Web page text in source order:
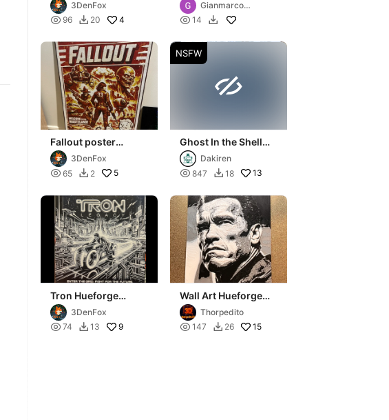
200x200
3DenFox
 96  20 4
Gianmarco
D'Antonio
 14 
Fallout poster
Hugeforge 2Wx3H
400w x 600h
3DenFox
 65  2 5
NSFW

Ghost In the Shell
Hueforge - Blue art
Dakiren
 847  18 13
Tron Hueforge
200x200
3DenFox
 74  13 9
Wall Art Hueforge
Arni_Front_
Thorpedito
 147  26 15